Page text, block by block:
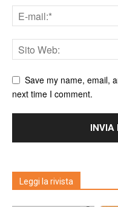
Save my name, email,
next time I comment.
Leggi la rivista